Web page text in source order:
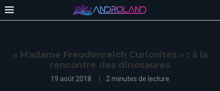
« Madame Freudenreich Curiosités » : à la
rencontre des dinosaures
19 août 2018 2 minutes de lecture